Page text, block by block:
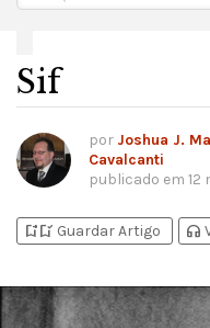
Sif
por Joshua J.
Cavalcanti
publicado em 12
bookmark_addbookmark_added Guardar Artigo headphones